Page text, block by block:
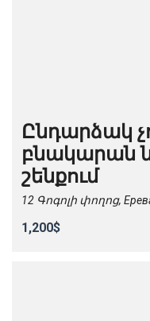
Ընդարձակ
բնակարան
շենքում
12 Գոգոլի փողոց,
1,200$